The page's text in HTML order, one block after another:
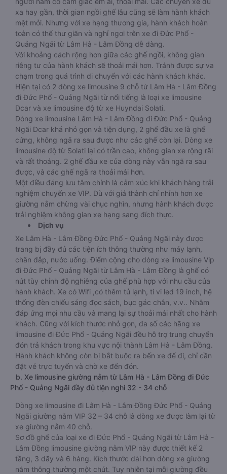
xa hay gần, thời gian ngồi ghế lâu cũng sẽ làm hành khách
mệt mỏi. Nhưng với xe hạng thương gia, hành khách hoàn
toàn có thể thư giãn và nghỉ ngơi trên xe đi Đức Phổ -
Quảng Ngãi từ Lâm Hà - Lâm Đồng dễ dàng.
Với khoảng cách rộng hơn giữa các ghế ngồi, không gian
riêng tư của hành khách sẽ thoải mái hơn. Tránh được sự va
chạm trong quá trình di chuyển với các hành khách khác.
Hiện tại có 2 dòng xe limousine 9 chỗ từ Lâm Hà - Lâm Đồng
đi Đức Phổ - Quảng Ngãi từ nổi tiếng là loại xe limousine
Dcar và xe limousine độ từ xe Huyndai Solati.
Dòng xe limousine Lâm Hà - Lâm Đồng đi Đức Phổ - Quảng
Ngãi Dcar khá nhỏ gọn và tiện dụng, 2 ghế đầu xe là ghế
cứng, không ngã ra sau được như các ghế còn lại. Dòng xe
limousine độ từ Solati lại có trần cao, không gian xe rộng rãi
và rất thoáng. 2 ghế đầu xe của dòng này vẫn ngã ra sau
được, và các ghế ngã ra thoải mái hơn.
Một điều đáng lưu tâm chính là cảm xúc khi khách hàng trải
nghiệm chuyến xe VIP. Dù với giá thành chỉ nhỉnh hơn xe
giường nằm chừng vài chục nghìn, nhưng hành khách được
trải nghiệm không gian xe hạng sang đích thực.
Dịch vụ
Xe Lâm Hà - Lâm Đồng Đức Phổ - Quảng Ngãi này được
trang bị đầy đủ các tiện ích thông thường như máy lạnh,
chăn đắp, nước uống. Điểm cộng cho dòng xe limousine Vip
đi Đức Phổ - Quảng Ngãi từ Lâm Hà - Lâm Đồng là ghế có
nút tùy chỉnh độ nghiêng của ghế phù hợp với nhu cầu của
hành khách. Xe có Wifi ,có thêm tủ lạnh, ti vi led 19 inch, hệ
thống đèn chiếu sáng đọc sách, bục gác chân, v.v.. Nhằm
đáp ứng mọi nhu cầu và mang lại sự thoải mái nhất cho hành
khách. Cũng với kích thước nhỏ gọn, đa số các hãng xe
limousine đi Đức Phổ - Quảng Ngãi đều hỗ trợ trung chuyển
đón trả khách trong khu vực nội thành Lâm Hà - Lâm Đồng.
Hành khách không còn bị bắt buộc ra bến xe để đi, chỉ cần
đặt vé trực tuyến và chờ xe đến đón.
b. Xe limousine giường nằm từ Lâm Hà - Lâm Đồng đi Đức
Phổ - Quảng Ngãi đầy đủ tiện nghi 32 - 34 chỗ
Dòng xe limousine đi Lâm Hà - Lâm Đồng Đức Phổ - Quảng
Ngãi giường nằm VIP 32 – 34 chỗ là dòng xe được làm lại từ
xe giường nằm 40 chỗ.
Sơ đồ ghế của loại xe đi Đức Phổ - Quảng Ngãi từ Lâm Hà -
Lâm Đồng limousine giường nằm VIP này được thiết kế 2
tầng, 3 dãy và 6 hàng. Kích thước dài hơn dòng xe giường
nằm thông thường một chút. Tuy nhiên tại mỗi giường đều